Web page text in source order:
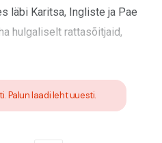
läbi Karitsa, Ingliste ja Pae
hulgaliselt rattasõitjaid,
Palun laadi leht uuesti.